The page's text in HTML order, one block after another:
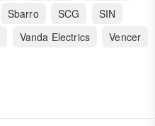
Sbarro SCG
SIN
Vanda Electrics
Vencer